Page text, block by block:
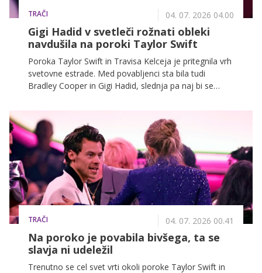
TRAČI 04. 07. 2026 04.00
Gigi Hadid v svetleči rožnati obleki
navdušila na poroki Taylor Swift
Poroka Taylor Swift in Travisa Kelceja je pritegnila vrh
svetovne estrade. Med povabljenci sta bila tudi
Bradley Cooper in Gigi Hadid, slednja pa naj bi se
vlogi družice.
TRAČI 04. 07. 2026 00.41
Na poroko je povabila bivšega, ta se
slavja ni udeležil
Trenutno se cel svet vrti okoli poroke Taylor Swift in